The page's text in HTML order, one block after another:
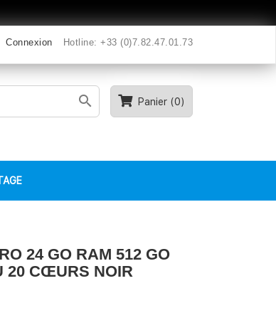
Connexion Hotline: +33 (0)7.82.47.01.73
Panier (0)

24 GO RAM 512 GO
20 CŒURS NOIR